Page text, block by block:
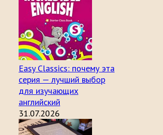
Easy Classics: почему эта
серия — лучший выбор
для изучающих
английский
31.07.2026